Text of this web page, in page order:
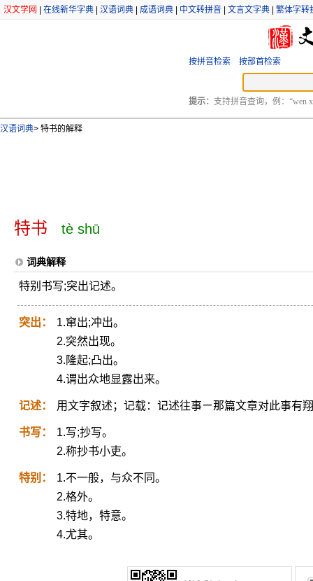
汉文学网 在线新华字典 汉语词典 成语词典 中文转拼音 文言文字典 繁体字转
按拼音检索 按部首检索
提示： 支持拼音查询，例：“wen
汉语词典> 特书的解释
特书 tè shū
词典解释
特别书写;突出记述。
突出：
1.窜出;冲出。
2.突然出现。
3.隆起;凸出。
4.谓出众地显露出来。
记述： 用文字叙述；记载：记述往事ㄧ那篇文章对此事有
书写：
1.写;抄写。
2.称抄书小吏。
特别：
1.不一般，与众不同。
2.格外。
3.特地，特意。
4.尤其。